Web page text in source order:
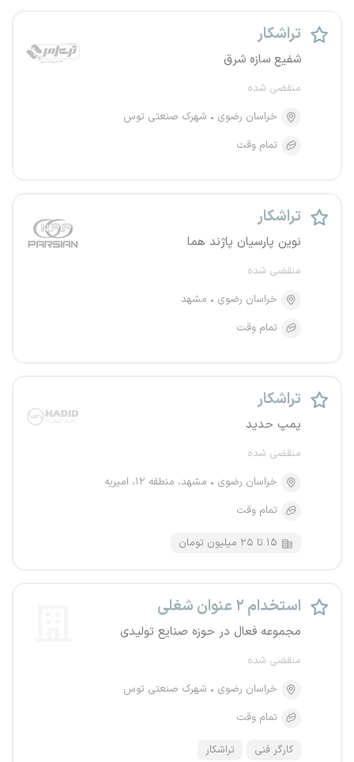
تراشکار
شفیع سازه شرق
منقضی شده
خراسان رضوی
شهرک صنعتی توس
تمام وقت
تراشکار
نوین پارسیان پاژند هما
منقضی شده
خراسان رضوی
مشهد
تمام وقت
تراشکار
پمپ حدید
منقضی شده
خراسان رضوی
مشهد، منطقه ۱۲، امیریه
تمام وقت
۱۵ تا ۲۵ میلیون تومان
استخدام ۲ عنوان شغلی
مجموعه فعال در حوزه صنایع تولیدی
منقضی شده
خراسان رضوی
شهرک صنعتی توس
تمام وقت
کارگر فنی تراشکار